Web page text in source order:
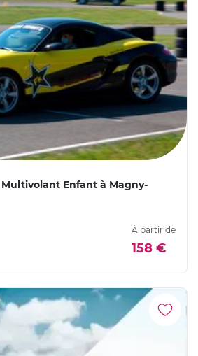
Enfant à Magny-
À partir de
158 €